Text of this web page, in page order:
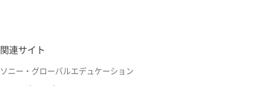
関連サイト
ソニー・グローバルエデュケーション